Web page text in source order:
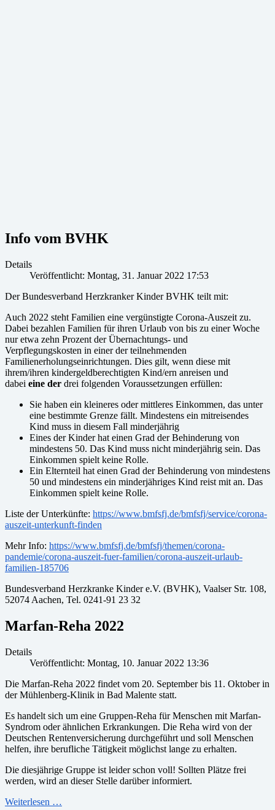
Info vom BVHK
Details
Veröffentlicht: Montag, 31. Januar 2022 17:53
Der Bundesverband Herzkranker Kinder BVHK teilt mit:
Auch 2022 steht Familien eine vergünstigte Corona-Auszeit zu.
Dabei bezahlen Familien für ihren Urlaub von bis zu einer Woche
nur etwa zehn Prozent der Übernachtungs- und
Verpflegungskosten in einer der teilnehmenden
Familienerholungseinrichtungen. Dies gilt, wenn diese mit
ihrem/ihren kindergeldberechtigten Kind/ern anreisen und
dabei eine der drei folgenden Voraussetzungen erfüllen:
Sie haben ein kleineres oder mittleres Einkommen, das unter
eine bestimmte Grenze fällt. Mindestens ein mitreisendes
Kind muss in diesem Fall minderjährig
Eines der Kinder hat einen Grad der Behinderung von
mindestens 50. Das Kind muss nicht minderjährig sein. Das
Einkommen spielt keine Rolle.
Ein Elternteil hat einen Grad der Behinderung von mindestens
50 und mindestens ein minderjähriges Kind reist mit an. Das
Einkommen spielt keine Rolle.
Liste der Unterkünfte: https://www.bmfsfj.de/bmfsfj/service/corona-
auszeit-unterkunft-finden
Mehr Info: https://www.bmfsfj.de/bmfsfj/themen/corona-
pandemie/corona-auszeit-fuer-familien/corona-auszeit-urlaub-
familien-185706
Bundesverband Herzkranke Kinder e.V. (BVHK), Vaalser Str. 108,
52074 Aachen, Tel. 0241-91 23 32
Marfan-Reha 2022
Details
Veröffentlicht: Montag, 10. Januar 2022 13:36
Die Marfan-Reha 2022 findet vom 20. September bis 11. Oktober in
der Mühlenberg-Klinik in Bad Malente statt.
Es handelt sich um eine Gruppen-Reha für Menschen mit Marfan-
Syndrom oder ähnlichen Erkrankungen. Die Reha wird von der
Deutschen Rentenversicherung durchgeführt und soll Menschen
helfen, ihre berufliche Tätigkeit möglichst lange zu erhalten.
Die diesjährige Gruppe ist leider schon voll! Sollten Plätze frei
werden, wird an dieser Stelle darüber informiert.
Weiterlesen …